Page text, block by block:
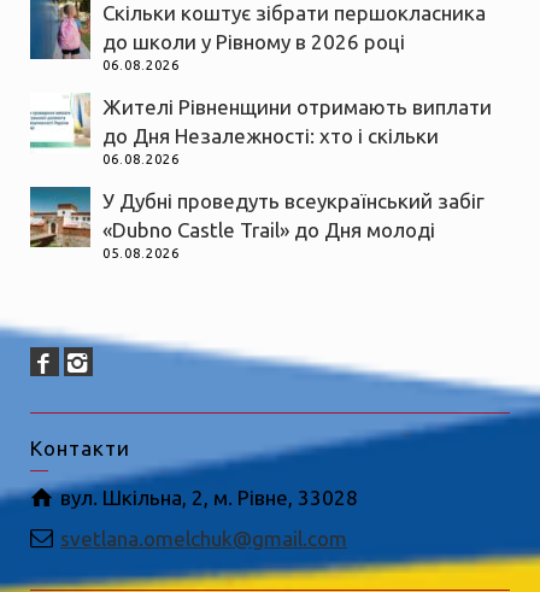
Скільки коштує зібрати першокласника
до школи у Рівному в 2026 році
06.08.2026
Жителі Рівненщини отримають виплати
до Дня Незалежності: хто і скільки
06.08.2026
У Дубні проведуть всеукраїнський забіг
«Dubno Castle Trail» до Дня молоді
05.08.2026
Контакти
вул. Шкільна, 2, м. Рівне, 33028
svetlana.omelchuk@gmail.com